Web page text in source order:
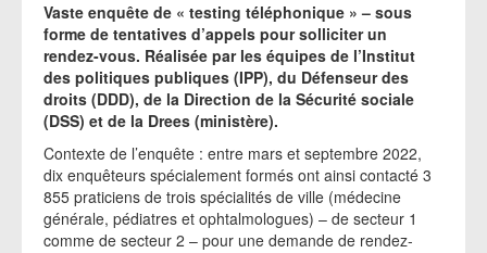
Vaste enquête de « testing téléphonique » – sous
forme de tentatives d’appels pour solliciter un
rendez-vous. Réalisée par les équipes de l’Institut
des politiques publiques (IPP), du Défenseur des
droits (DDD), de la Direction de la Sécurité sociale
(DSS) et de la Drees (ministère).
Contexte de l’enquête : entre mars et septembre 2022,
dix enquêteurs spécialement formés ont ainsi contacté 3
855 praticiens de trois spécialités de ville (médecine
générale, pédiatres et ophtalmologues) – de secteur 1
comme de secteur 2 – pour une demande de rendez-